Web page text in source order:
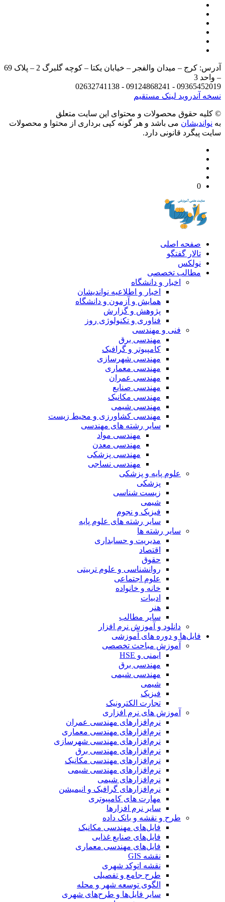
آدرس: کرج – میدان والفجر – خیابان یکتا – کوچه گلبرگ 2 – پلاک 69
3
09365452019 - 09124868241 -
آندرویدلینک مستقیم
حقوق محصولات و محتوای اين سایت متعلق
می باشد و هر گونه کپی برداری از محتوا و محصولات
پیگرد قانونی دارد.
صفحه اصلی
تالار گفتگو
نولکس
مطالب تخصصی
اخبار و دانشگاه
اخبار و اطلاعیه نواندیشان
همایش و آزمون و دانشگاه
پژوهش و گزارش
فناوری و تکنولوژی روز
فنی و مهندسی
مهندسی برق
کامپیوتر و گرافیک
مهندسی شهرسازی
مهندسی معماری
مهندسی عمران
مهندسی صنایع
مهندسی مکانیک
مهندسی شیمی
مهندسی کشاورزی و محیط زیست
سایر رشته های مهندسی
مهندسی مواد
مهندسی معدن
مهندسی پزشکی
مهندسی نساجی
علوم پایه و پزشکی
پزشکی
زیست شناسی
شیمی
فیزیک و نجوم
سایر رشته های علوم پایه
سایر رشته ها
مدیریت و حسابداری
اقتصاد
حقوق
روانشناسی و علوم تربیتی
علوم اجتماعی
خانه و خانواده
ادبیات
هنر
سایر مطالب
دانلود و آموزش نرم افزار
فایل‌ها و دوره های آموزشی
آموزش مباحث تخصصی
ایمنی و HSE
مهندسی برق
مهندسی شیمی
شیمی
فیزیک
تجارت الکترونیک
آموزش های نرم افزاری
نرم‌افزارهای مهندسی عمران
نرم‌افزارهای مهندسی معماری
نرم‌افزارهای مهندسی شهرسازی
نرم‌افزارهای مهندسی برق
نرم‌افزارهای مهندسی مکانیک
نرم‌افزارهای مهندسی شیمی
نرم‌افزارهای شیمی
نرم‌افزارهای گرافیک و انیمیشن
مهارت های کامپیوتری
سایر نرم افزارها
طرح و نقشه و بانک داده
فایل‌های مهندسی مکانیک
فایل‌های صنایع غذایی
فایل‌های مهندسی معماری
نقشه GIS
نقشه اتوکد شهری
طرح جامع و تفصیلی
الگوی توسعه شهر و محله
سایر فایل‌ها و طرح‌های شهری